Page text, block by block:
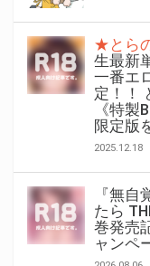
★とら
生最新
一番エ
定！！
《特
限定版
2025.12.18
『無
たら
巻発売
ャンペ